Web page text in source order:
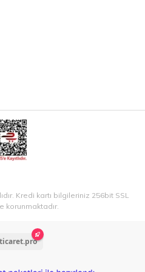
Kredi kartı bilgileriniz 256bit SSL
korunmaktadır.